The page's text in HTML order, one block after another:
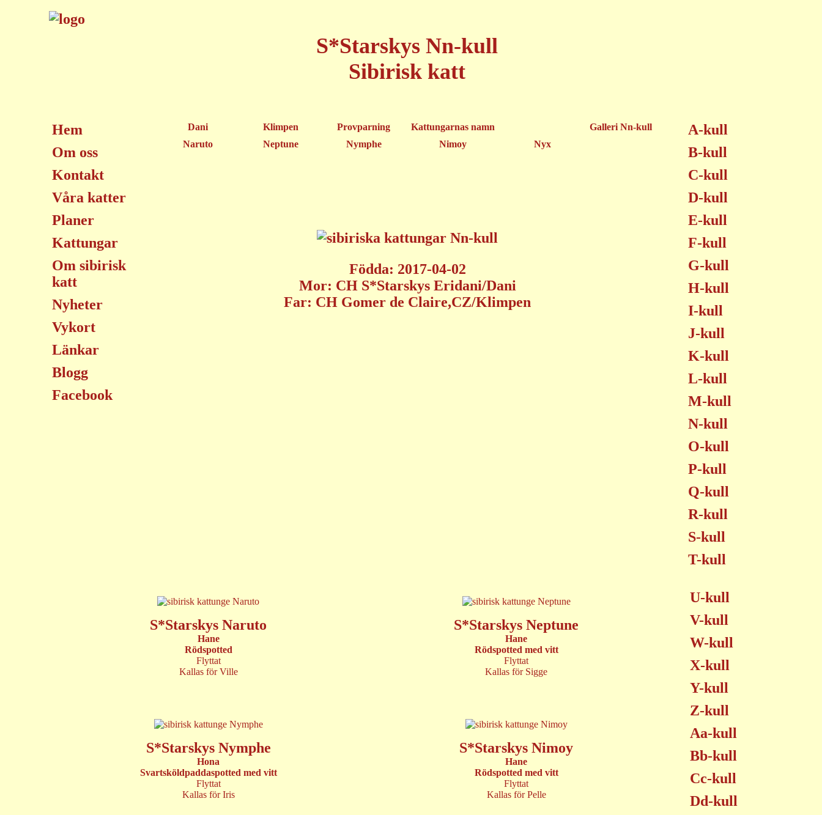
S*Starskys Nn-kull
Sibirisk katt
Hem
Om oss
Kontakt
Våra katter
Planer
Kattungar
Om sibirisk
katt
Nyheter
Vykort
Länkar
Blogg
Facebook
Dani Klimpen Provparning Kattungarnas namn
Galleri Nn-kull
Naruto
Neptune Nymphe Nimoy Nyx
Födda: 2017-04-02
Mor: CH S*Starskys Eridani/Dani
Far: CH Gomer de Claire,CZ/Klimpen
A-kull
B-kull
C-kull
D-kull
E-kull
F-kull
G-kull
H-kull
I-kull
J-kull
K-kull
L-kull
M-kull
N-kull
O-kull
P-kull
Q-kull
R-kull
S-kull
T-kull
S*Starskys Naruto
Hane
Rödspotted
Flyttat
Kallas för Ville
S*Starskys Neptune
Hane
Rödspotted med vitt
Flyttat
Kallas för Sigge
S*Starskys Nymphe
Hona
Svartsköldpaddaspotted med vitt
Flyttat
Kallas för Iris
S*Starskys Nimoy
Hane
Rödspotted med vitt
Flyttat
Kallas för Pelle
U-kull
V-kull
W-kull
X-kull
Y-kull
Z-kull
Aa-kull
Bb-kull
Cc-kull
Dd-kull